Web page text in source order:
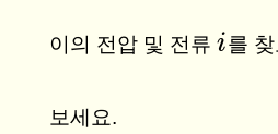
이의 전압 및 전류 i
i 를
보세요.